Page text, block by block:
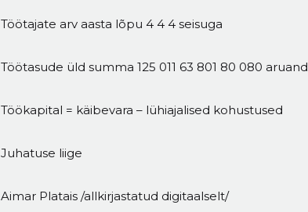
Töötajate arv aasta lõpu 4 4 4 seisuga
Töötasude üld summa 125 011 63 801 80 080
Töökapital = käibevara – lühiajalised kohustused
Juhatuse liige
Aimar Platais /allkirjastatud digitaalselt/